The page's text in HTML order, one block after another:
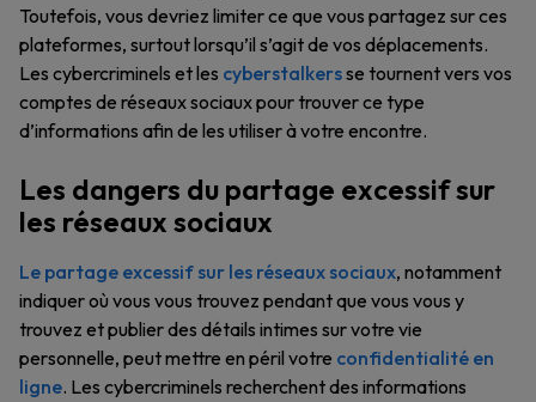
Toutefois, vous devriez limiter ce que vous partagez sur ces
plateformes, surtout lorsqu’il s’agit de vos déplacements.
Les cybercriminels et les cyberstalkersse tournent vers vos
comptes de réseaux sociaux pour trouver ce type
d’informations afin de les utiliser à votre encontre.
Les dangers du partage excessif sur
les réseaux sociaux
Le partage excessif sur les réseaux sociaux, notamment
indiquer où vous vous trouvez pendant que vous vous y
trouvez et publier des détails intimes sur votre vie
personnelle, peut mettre en péril votre confidentialité en
ligne. Les cybercriminels recherchent des informations